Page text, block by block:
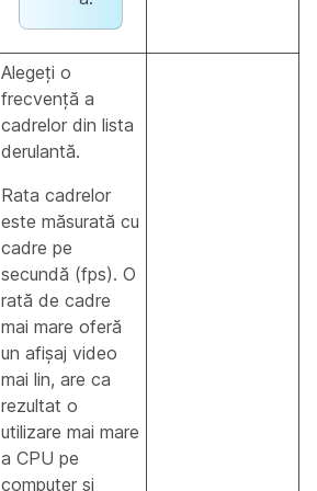
Alegeți o
frecvență a
cadrelor din lista
derulantă.
Rata cadrelor
este măsurată cu
cadre pe
secundă (fps). O
rată de cadre
mai mare oferă
un afișaj video
mai lin, are ca
rezultat o
utilizare mai mare
a CPU pe
computer și